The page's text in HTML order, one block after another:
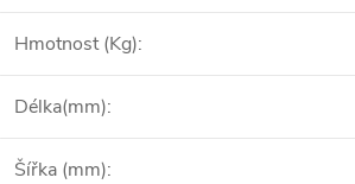
Hmotnost (Kg):
Délka(mm):
Šířka (mm):